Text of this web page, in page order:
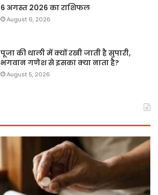
6 अगस्त 2026 का राशिफल
August 6, 2026
पूजा की थाली में क्यों रखी जाती है सुपारी,
भगवान गणेश से इसका क्या नाता है?
August 5, 2026